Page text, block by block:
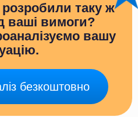
таку ж
ваші вимоги?
вашу
безкоштовно